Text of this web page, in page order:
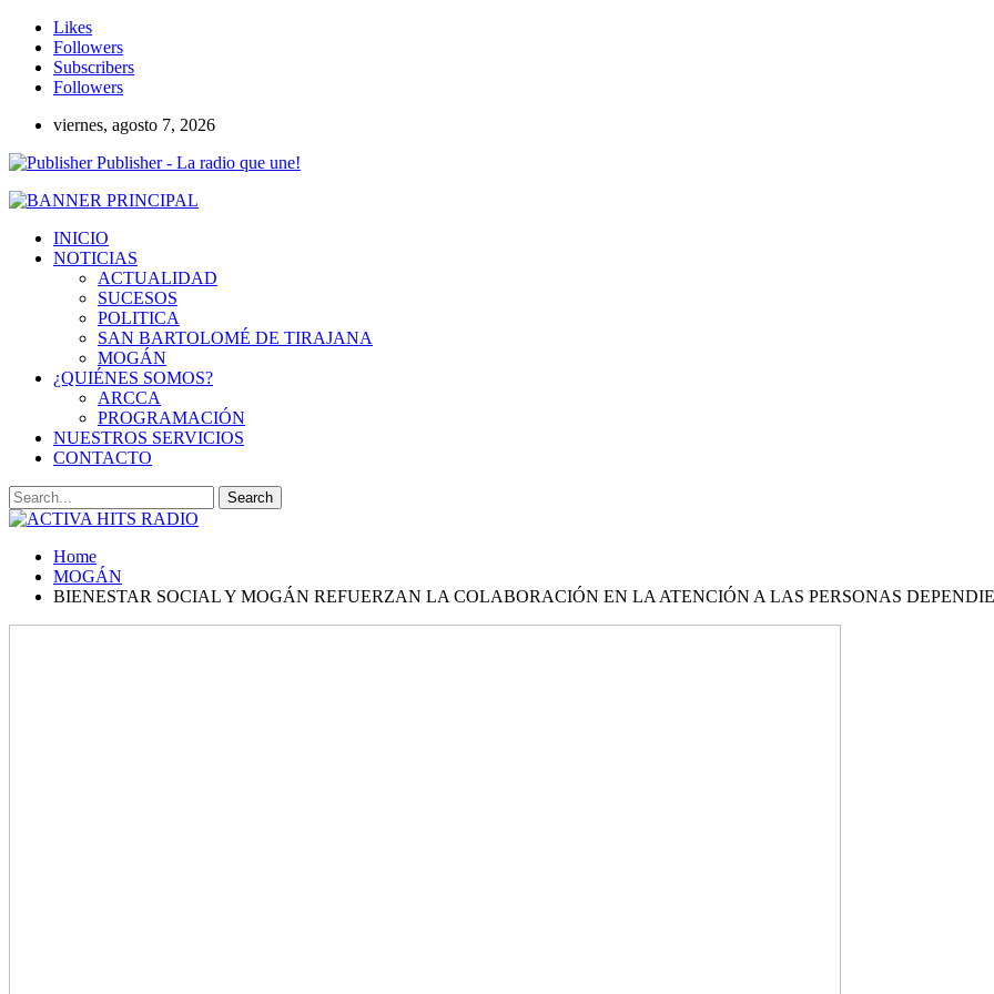
Likes
Followers
Subscribers
Followers
viernes, agosto 7, 2026
Publisher - La radio que une!
INICIO
NOTICIAS
ACTUALIDAD
SUCESOS
POLITICA
SAN BARTOLOMÉ DE TIRAJANA
MOGÁN
¿QUIÉNES SOMOS?
ARCCA
PROGRAMACIÓN
NUESTROS SERVICIOS
CONTACTO
Home
MOGÁN
BIENESTAR SOCIAL Y MOGÁN REFUERZAN LA COLABORACIÓN EN LA ATENCIÓN A LAS PERSONAS